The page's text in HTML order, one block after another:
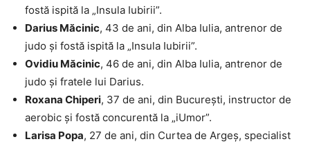
fostă ispită la „Insula Iubirii”.
Darius Măcinic, 43 de ani, din Alba Iulia, antrenor de
judo și fostă ispită la „Insula Iubirii”.
Ovidiu Măcinic, 46 de ani, din Alba Iulia, antrenor de
judo și fratele lui Darius.
Roxana Chiperi, 37 de ani, din București, instructor de
aerobic și fostă concurentă la „iUmor”.
Larisa Popa, 27 de ani, din Curtea de Argeș, specialist